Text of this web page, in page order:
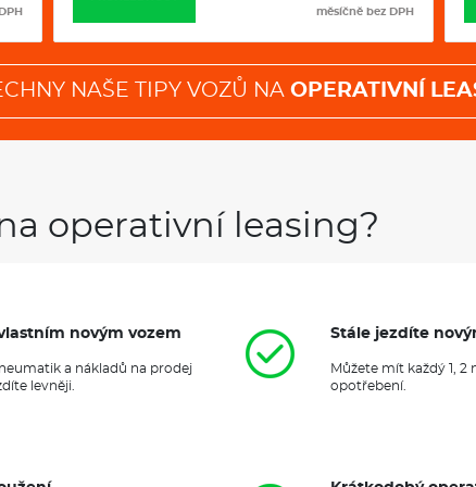
Klimatizace
měsíčně bez DPH
NAŠE TIPY VOZŮ NA OPERATIVNÍ
operativní leasing?
novým vozem
a nákladů na prodej
levněji.
Stále jezdíte
Můžete mít každý 1,
opotřebení.